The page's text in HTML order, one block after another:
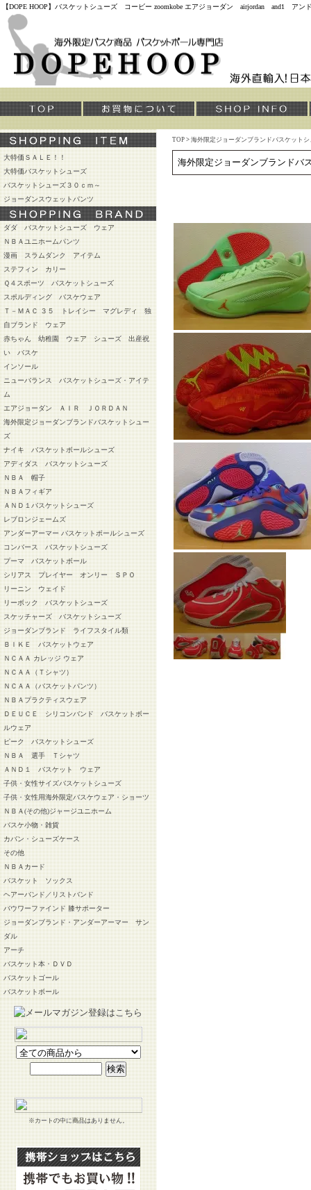
【DOPE HOOP】バスケットシューズ コービー zoomkobe エアジョーダン airjordan and1
大特価ＳＡＬＥ！！
大特価バスケットシューズ
バスケットシューズ３０ｃｍ～
ジョーダンスウェットパンツ
ダダ バスケットシューズ ウェア
ＮＢＡユニホームパンツ
漫画 スラムダンク アイテム
ステフィン カリー
Ｑ４スポーツ バスケットシューズ
スポルディング バスケウェア
Ｔ－ＭＡＣ ３５ トレイシー マグレディ 独
自ブランド ウェア
赤ちゃん 幼稚園 ウェア シューズ 出産祝
い バスケ
インソール
ニューバランス バスケットシューズ・アイテ
ム
エアジョーダン ＡＩＲ ＪＯＲＤＡＮ
海外限定ジョーダンブランドバスケットシュー
ズ
ナイキ バスケットボールシューズ
アディダス バスケットシューズ
ＮＢＡ 帽子
ＮＢＡフィギア
ＡＮＤ１バスケットシューズ
レブロンジェームズ
アンダーアーマー バスケットボールシューズ
コンバース バスケットシューズ
プーマ バスケットボール
シリアス プレイヤー オンリー ＳＰＯ
リーニン ウェイド
リーボック バスケットシューズ
スケッチャーズ バスケットシューズ
ジョーダンブランド ライフスタイル類
ＢＩＫＥ バスケットウェア
ＮＣＡＡ カレッジ ウェア
ＮＣＡＡ（Ｔシャツ）
ＮＣＡＡ（バスケットパンツ）
ＮＢＡプラクティスウェア
ＤＥＵＣＥ シリコンバンド バスケットボー
ルウェア
ピーク バスケットシューズ
ＮＢＡ 選手 Ｔシャツ
ＡＮＤ１ バスケット ウェア
子供・女性サイズバスケットシューズ
子供・女性用海外限定バスケウェア・ショーツ
ＮＢＡ(その他)ジャージユニホーム
バスケ小物・雑貨
カバン・シューズケース
その他
ＮＢＡカード
バスケット ソックス
ヘアーバンド／リストバンド
バウワーファインド 膝サポーター
ジョーダンブランド・アンダーアーマー サン
ダル
アーチ
バスケット本・ＤＶＤ
バスケットゴール
バスケットボール
※カートの中に商品はありません。
TOP > 海外限定ジョーダンブランドバスケットシ
海外限定ジョーダンブランドバ